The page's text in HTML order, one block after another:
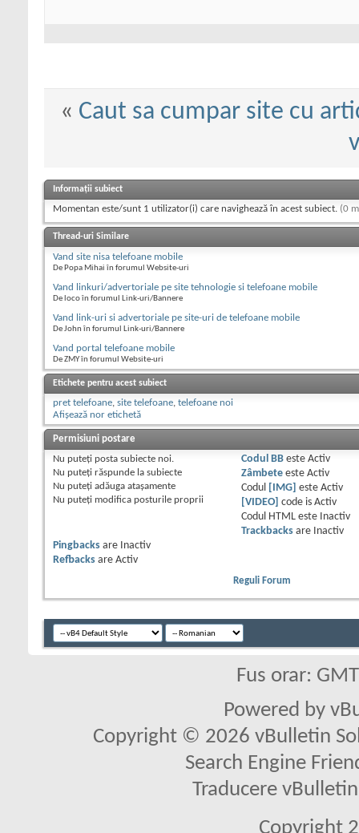
« Caut sa cumpar site cu
Informații subiect
Momentan este/sunt 1 utilizator(i) care navighează în acest subiect. (0
Thread-uri Similare
Vand site nisa telefoane mobile
De Popa Mihai în forumul Website-uri
Vand linkuri/advertoriale pe site tehnologie si telefoane mobile
De loco în forumul Link-uri/Bannere
Vand link-uri si advertoriale pe site-uri de telefoane mobile
De John în forumul Link-uri/Bannere
Vand portal telefoane mobile
De ZMY în forumul Website-uri
Etichete pentru acest subiect
pret telefoane, site telefoane, telefoane noi
Afișează nor etichetă
Permisiuni postare
Nu puteţi posta subiecte noi.
Nu puteţi răspunde la subiecte
Nu puteţi adăuga ataşamente
Nu puteţi modifica posturile proprii
Codul BBeste Activ
Zâmbeteeste Activ
Codul
[IMG] este Activ
[VIDEO]
code is Activ
Codul HTML este
Inactiv
Trackbacksare
Inactiv
Pingbacks are
Inactiv
Refbacks are Activ
Reguli Forum
Fus orar:
Powered by
Copyright © 2026 vBulletin
Search Engine
Traducere